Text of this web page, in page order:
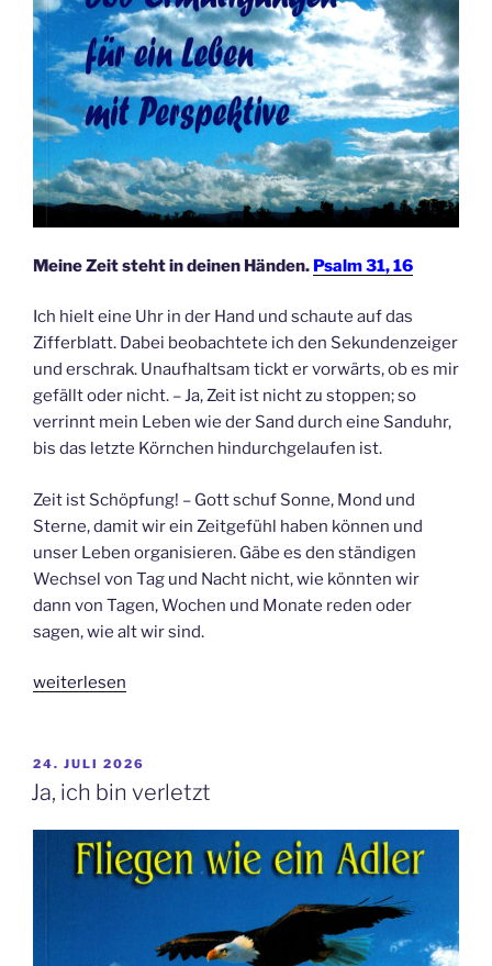
Meine Zeit steht in deinen Händen. Psalm 31, 16
Ich hielt eine Uhr in der Hand und schaute auf das
Zifferblatt. Dabei beobachtete ich den Sekundenzeiger
und erschrak. Unaufhaltsam tickt er vorwärts, ob es mir
gefällt oder nicht. – Ja, Zeit ist nicht zu stoppen; so
verrinnt mein Leben wie der Sand durch eine Sanduhr,
bis das letzte Körnchen hindurchgelaufen ist.
Zeit ist Schöpfung! – Gott schuf Sonne, Mond und
Sterne, damit wir ein Zeitgefühl haben können und
unser Leben organisieren. Gäbe es den ständigen
Wechsel von Tag und Nacht nicht, wie könnten wir
dann von Tagen, Wochen und Monate reden oder
sagen, wie alt wir sind.
„Zeit
Geschenk“
weiterlesen
VERÖFFENTLICHT
AM
24. JULI 2026
Ja, ich bin verletzt